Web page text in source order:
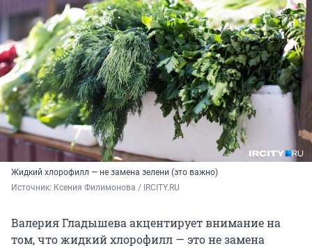
Жидкий хлорофилл — не замена зелени (это важно)
Источник: Ксения Филимонова / IRCITY.RU
Валерия Гладышева акцентирует внимание на
том, что жидкий хлорофилл — это не замена